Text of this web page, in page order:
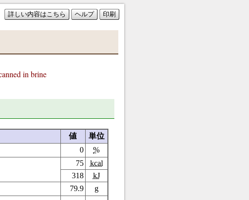
詳しい内容はこちら ヘルプ 印刷
in brine
値
単位
0 %
75
kcal
318
kJ
79.9
g